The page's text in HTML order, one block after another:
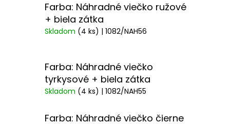
Farba: Náhradné viečko ružové
+ biela zátka
Skladom (4 ks) | 1082/NAH56
Farba: Náhradné viečko
tyrkysové + biela zátka
Skladom (4 ks) | 1082/NAH55
Farba: Náhradné viečko čierne